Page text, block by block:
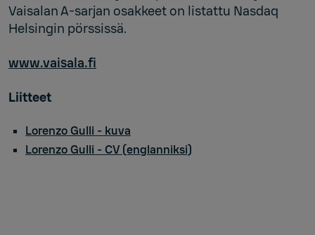
Vaisalan A-sarjan osakkeet on listattu Nasdaq
Helsingin pörssissä.
www.vaisala.fi
Liitteet
Lorenzo Gulli - kuva
Lorenzo Gulli - CV (englanniksi)